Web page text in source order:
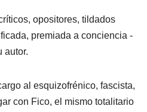
opositores, tildados
premiada a conciencia -
autor.
al esquizofrénico, fascista,
con Fico, el mismo totalitario